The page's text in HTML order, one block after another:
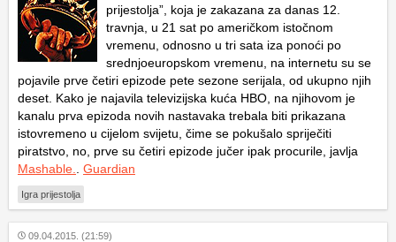
prijestolja”, koja je zakazana za danas 12.
travnja, u 21 sat po američkom istočnom
vremenu, odnosno u tri sata iza ponoći po
srednjoeuropskom vremenu, na internetu su se
pojavile prve četiri epizode pete sezone serijala, od ukupno njih
deset. Kako je najavila televizijska kuća HBO, na njihovom je
kanalu prva epizoda novih nastavaka trebala biti prikazana
istovremeno u cijelom svijetu, čime se pokušalo spriječiti
piratstvo, no, prve su četiri epizode jučer ipak procurile, javlja
Mashable.
Guardian
Igra prijestolja
09.04.2015. (21:59)